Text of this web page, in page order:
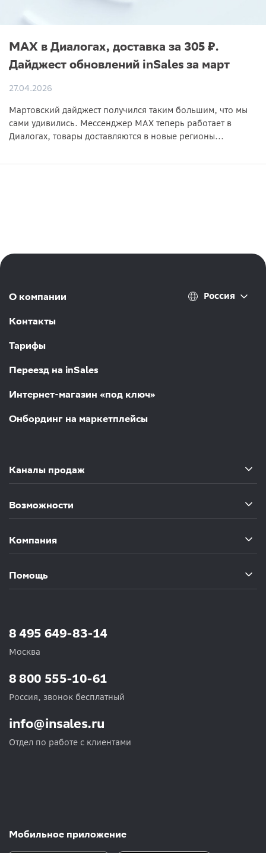
MAX в Диалогах, доставка за 305 ₽.
Дайджест обновлений inSales за март
27.04.2026
Мартовский дайджест получился таким большим, что мы
сами удивились. Мессенджер MAX теперь работает в
Диалогах, товары доставляются в новые регионы...
О компании
Контакты
Тарифы
Переезд на inSales
Интернет-магазин «под ключ»
Онбординг на маркетплейсы
Россия
Каналы продаж
Возможности
Компания
Помощь
8 495 649-83-14
Москва
info@insales.ru
Отдел по работе с клиентами
8 800 555-10-61
Россия, звонок бесплатный
Мобильное приложение